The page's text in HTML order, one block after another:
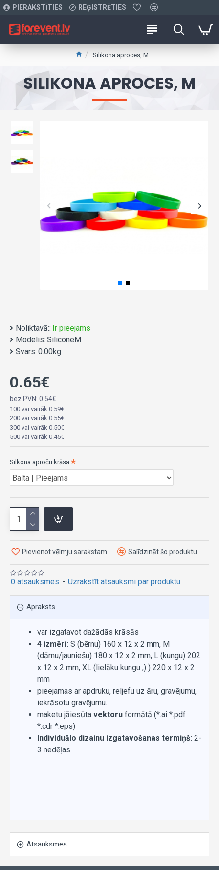
PIERAKSTĪTIES REĢISTRĒTIES
Silikona aproces, M
SILIKONA APROCES, M
Noliktavā:: Ir pieejams
Modelis: SiliconeM
Svars: 0.00kg
0 atsauksmes - Uzrakstīt atsauksmi par produktu
0.65€
bez PVN: 0.54€
100 vai vairāk 0.59€
200 vai vairāk 0.55€
300 vai vairāk 0.50€
500 vai vairāk 0.45€
Silkona aproču krāsa
Pievienot vēlmju sarakstam Salīdzināt šo produktu
Apraksts
var izgatavot dažādās krāsās
4 izmēri: S (bērnu) 160 x 12 x 2 mm, M
(dāmu/jauniešu) 180 x 12 x 2 mm, L (kungu) 202
x 12 x 2 mm, XL (lielāku kungu ;) ) 220 x 12 x 2
mm
pieejamas ar apdruku, reljefu uz āru, gravējumu,
iekrāsotu gravējumu.
maketu jāiesūta vektoru formātā (*.ai *.pdf
*.cdr *.eps)
Individuālo dizainu izgatavošanas termiņš: 2-
3 nedēļas
Atsauksmes